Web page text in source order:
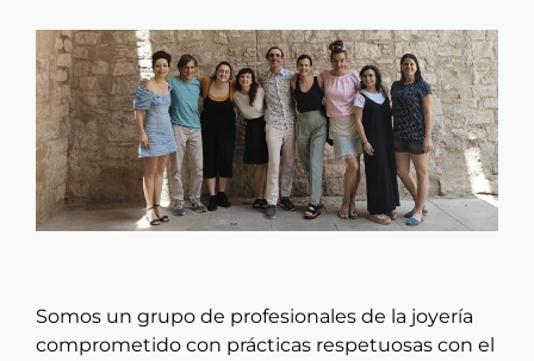
Somos un grupo de profesionales de la joyería
comprometido con prácticas respetuosas con el